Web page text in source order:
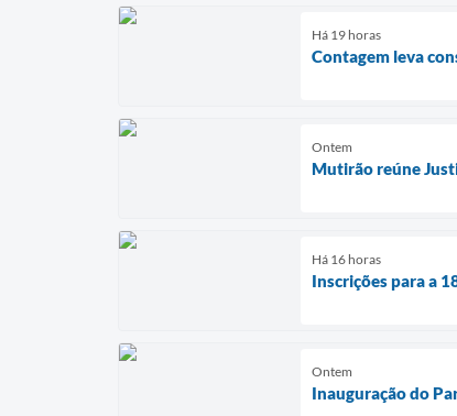
Há 19 horas
Contagem leva
Ontem
Mutirão reúne
Há 16 horas
Inscrições para a
Ontem
Inauguração do